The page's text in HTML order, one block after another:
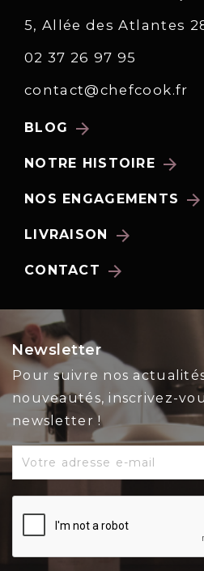
5, Allée des Atlantes
02 37 26 97 95
contact@chefcook.fr
BLOG arrow_forward
NOTRE HISTOIRE arrow_forward
NOS ENGAGEMENTS arrow_forward
LIVRAISON arrow_forward
CONTACT arrow_forward
Newsletter
Pour suivre nos
nouveautés, inscrivez-
newsletter !